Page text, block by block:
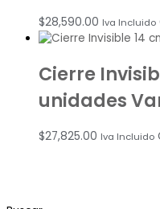
$28,590.00 Iva Incluido
Cierre
unidades
$27,825.00 Iva Incluido